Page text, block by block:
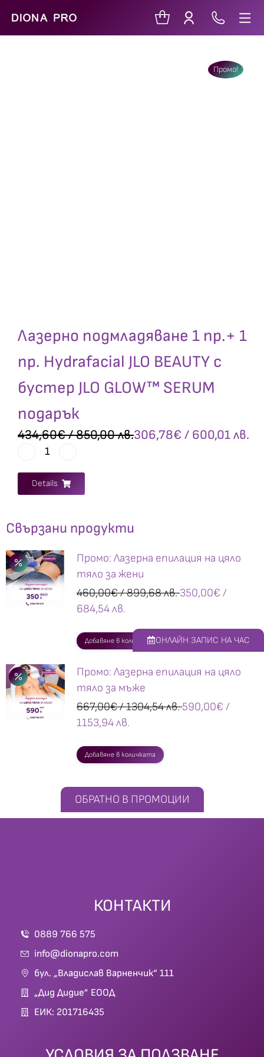
Промо!
Лазерно подмладяване 1 пр.+ 1
пр. Hydrafacial JLO BEAUTY с
бустер JLO GLOW™ SERUM
подарък
434,60€/ 850,00 лв.306,78€ / 600,01 лв.
Details
Свързани продукти
Промо: Лазерна епилация на цяло
тяло за жени
460,00€/ 899,68 лв.350,00€ /
684,54 лв.
Добавяне в количката
Промо: Лазерна епилация на цяло
тяло за мъже
667,00€/ 1304,54 лв.590,00€ /
1153,94 лв.
Добавяне в количката
ОБРАТНО В ПРОМОЦИИ
КОНТАКТИ
0889 766 575
info@dionapro.com
бул. „Владислав Варненчик“ 111
„Дид Дидие” ЕООД
ЕИК: 201716435
ОНЛАЙН ЗАПИС НА ЧАС